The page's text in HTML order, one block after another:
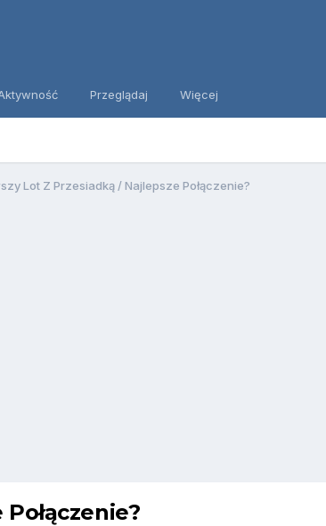
Przeglądaj Więcej
Lot Z Przesiadką / Najlepsze Połączenie?